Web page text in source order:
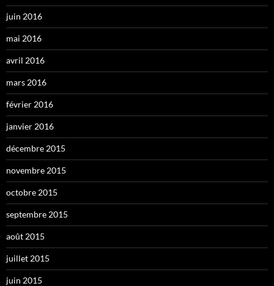
juin 2016
mai 2016
avril 2016
mars 2016
février 2016
janvier 2016
décembre 2015
novembre 2015
octobre 2015
septembre 2015
août 2015
juillet 2015
juin 2015